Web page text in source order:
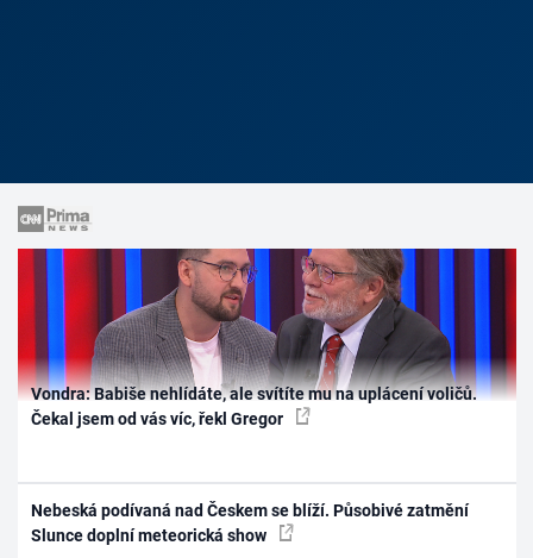
Vondra: Babiše nehlídáte, ale svítíte mu na uplácení voličů.
Čekal jsem od vás víc, řekl Gregor
Nebeská podívaná nad Českem se blíží. Působivé zatmění
Slunce doplní meteorická show